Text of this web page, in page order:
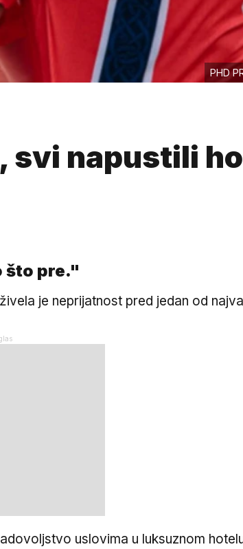
PHD
svi napustili
što pre."
je neprijatnost pred jedan od
uslovima u luksuznom